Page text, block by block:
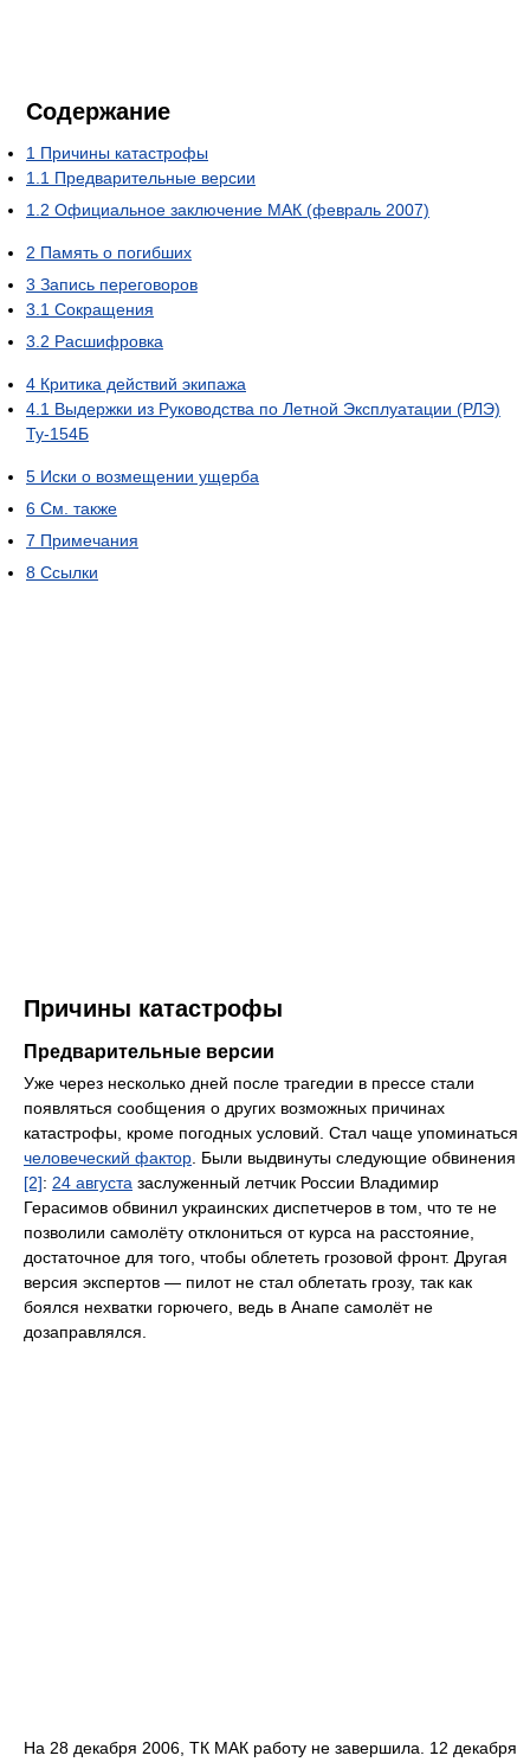
Содержание
1 Причины катастрофы
1.1 Предварительные версии
1.2 Официальное заключение МАК (февраль 2007)
2 Память о погибших
3 Запись переговоров
3.1 Сокращения
3.2 Расшифровка
4 Критика действий экипажа
4.1 Выдержки из Руководства по Летной Эксплуатации (РЛЭ)
Ту-154Б
5 Иски о возмещении ущерба
6 См. также
7 Примечания
8 Ссылки
Причины катастрофы
Предварительные версии
Уже через несколько дней после трагедии в прессе стали
появляться сообщения о других возможных причинах
катастрофы, кроме погодных условий. Стал чаще упоминаться
человеческий фактор . Были выдвинуты следующие обвинения
[2]: 24 августа заслуженный летчик России Владимир
Герасимов обвинил украинских диспетчеров в том, что те не
позволили самолёту отклониться от курса на расстояние,
достаточное для того, чтобы облететь грозовой фронт. Другая
версия экспертов — пилот не стал облетать грозу, так как
боялся нехватки горючего, ведь в Анапе самолёт не
дозаправлялся.
На 28 декабря 2006, ТК МАК работу не завершила. 12 декабря